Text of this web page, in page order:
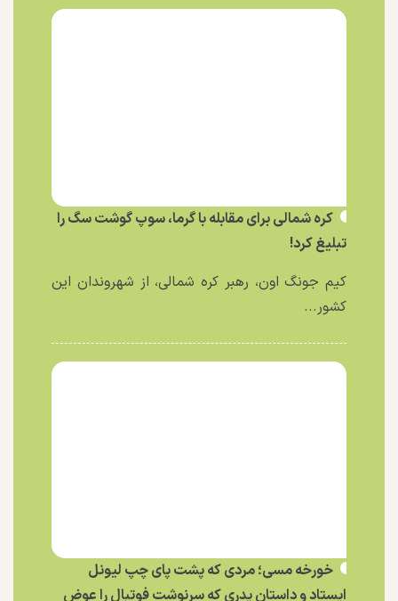
کره شمالی برای مقابله با گرما، سوپ گوشت سگ را
تبلیغ کرد!
کیم جونگ اون، رهبر کره شمالی، از شهروندان این
کشور...
خورخه مسی؛ مردی که پشت پای چپ لیونل
ایستاد و داستان پدری که سرنوشت فوتبال را عوض